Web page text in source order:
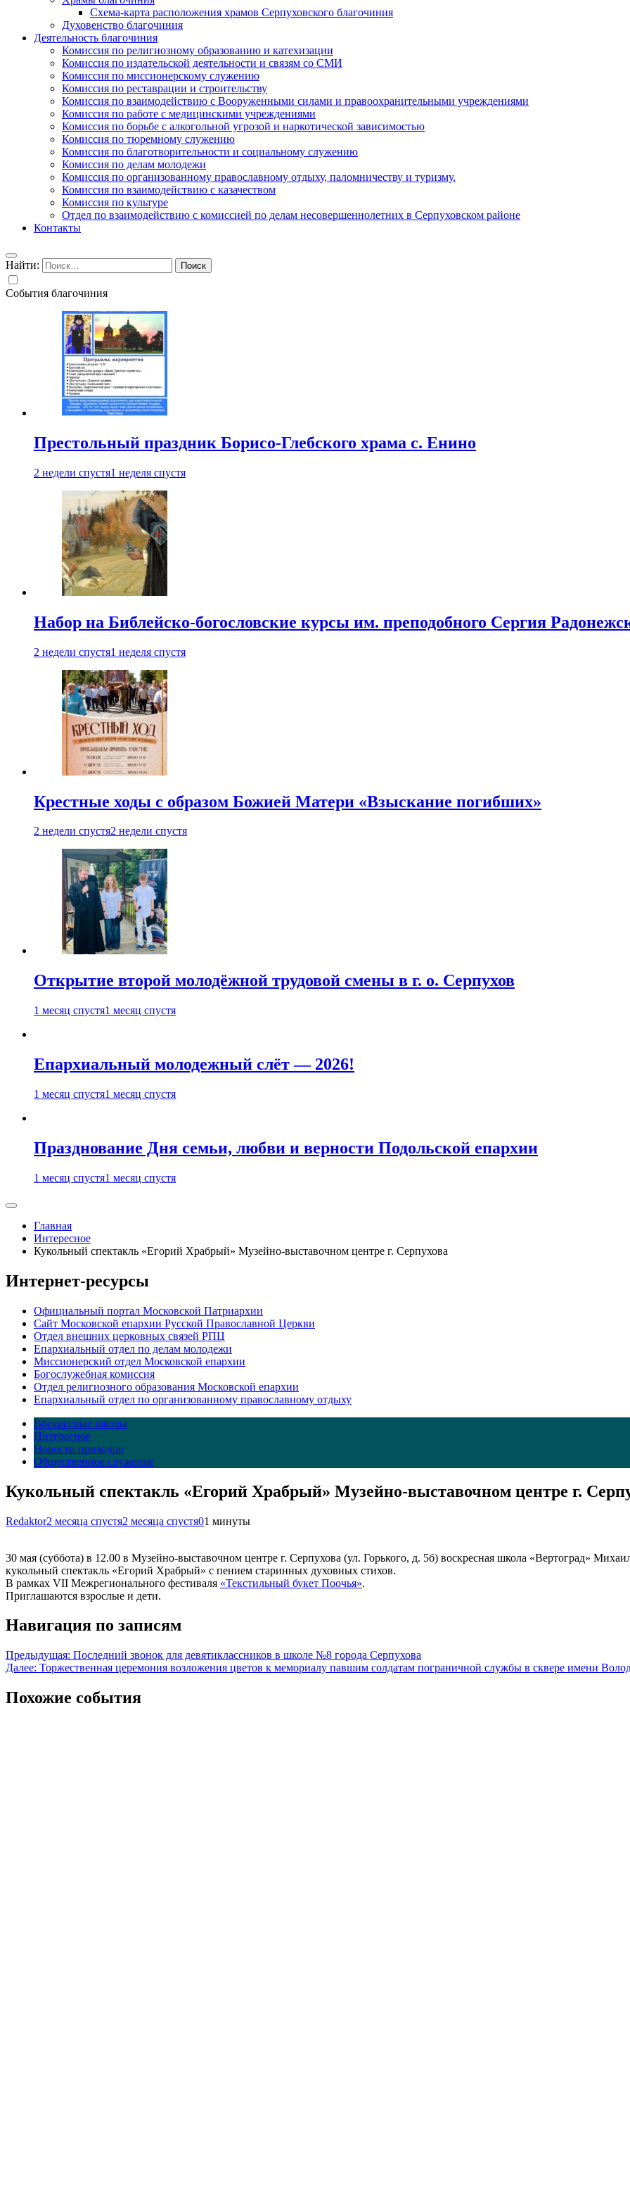
Схема-карта расположения храмов Серпуховского благочиния
Духовенство благочиния
Деятельность благочиния
Комиссия по религиозному образованию и катехизации
Комиссия по издательской деятельности и связям со СМИ
Комиссия по миссионерскому служению
Комиссия по реставрации и строительству
Комиссия по взаимодействию с Вооруженными силами и правоохранительными учреждениями
Комиссия по работе с медицинскими учреждениями
Комиссия по борьбе с алкогольной угрозой и наркотической зависимостью
Комиссия по тюремному служению
Комиссия по благотворительности и социальному служению
Комиссия по делам молодежи
Комиссия по организованному православному отдыху, паломничеству и туризму.
Комиссия по взаимодействию с казачеством
Комиссия по культуре
Отдел по взаимодействию с комиссией по делам несовершеннолетних в Серпуховском районе
Контакты
Найти:
События благочиния
Престольный праздник Борисо-Глебского храма с. Енино
2 недели спустя1 неделя спустя
Набор на Библейско-богословские курсы им. преподобного Сергия
2 недели спустя1 неделя спустя
Крестные ходы с образом Божией Матери «Взыскание погибших»
2 недели спустя2 недели спустя
Открытие второй молодёжной трудовой смены в г. о. Серпухов
1 месяц спустя1 месяц спустя
Епархиальный молодежный слёт — 2026!
1 месяц спустя1 месяц спустя
Празднование Дня семьи, любви и верности Подольской епархии
1 месяц спустя1 месяц спустя
Главная
Интересное
Кукольный спектакль «Егорий Храбрый» Музейно-выставочном центре г. Серпухова
Интернет-ресурсы
Официальный портал Московской Патриархии
Сайт Московской епархии Русской Православной Церкви
Отдел внешних церковных связей РПЦ
Епархиальный отдел по делам молодежи
Миссионерский отдел Московской епархии
Богослужебная комиссия
Отдел религиозного образования Московской епархии
Епархиальный отдел по организованному православному отдыху
Воскресные школы
Интересное
Новости приходов
Общественное служение
Кукольный спектакль «Егорий Храбрый» Музейно-выставочном центре г.
Redaktor2 месяца спустя2 месяца спустя01 минуты
30 мая (суббота) в 12.00 в Музейно-выставочном центре г. Серпухова (ул. Горького, д. 5б) воскресная школа «Вертоград»
кукольный спектакль «Егорий Храбрый» с пением старинных духовных стихов.
В рамках VII Межрегионального фестиваля «Текстильный букет Поочья».
Приглашаются взрослые и дети.
Навигация по записям
Предыдущая: Последний звонок для девятиклассников в школе №8 города Серпухова
Далее: Торжественная церемония возложения цветов к мемориалу павшим солдатам пограничной службы в сквере имени
Похожие события